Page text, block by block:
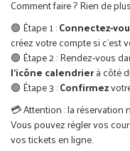
Comment faire ? Rien de
🟢 Étape 1 :Connectez-
créez votre compte si c’est
🟢 Étape 2 : Rendez-vous
l’icône calendrierà côté
🟢 Étape 3 :Confirmez
💳 Attention : la réservation
Vous pouvez régler vos
vos tickets en ligne.